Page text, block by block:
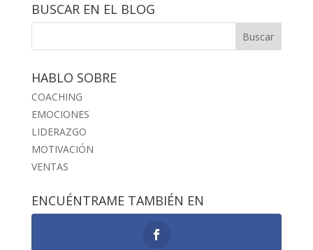
BUSCAR EN EL BLOG
HABLO SOBRE
COACHING
EMOCIONES
LIDERAZGO
MOTIVACIÓN
VENTAS
ENCUÉNTRAME TAMBIÉN EN